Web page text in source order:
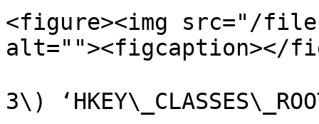
<figure><img src="/
alt=""><figcaption></
3\)